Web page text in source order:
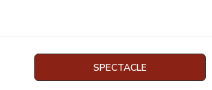
SPECTACLE